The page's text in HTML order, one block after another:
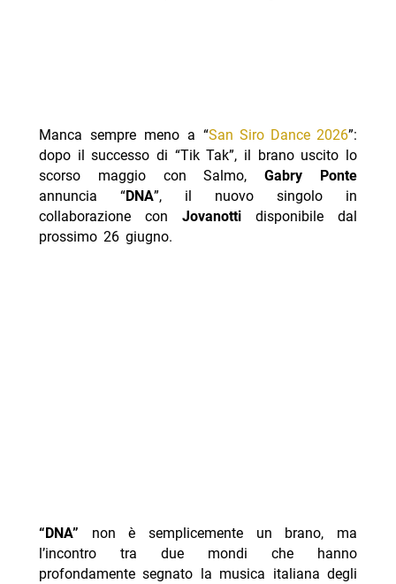
Manca sempre meno a “San Siro Dance 2026”:
dopo il successo di “Tik Tak”, il brano uscito lo
scorso maggio con Salmo,Gabry Ponte
annuncia “DNA”, il nuovo singolo in
collaborazione con Jovanotti disponibile dal
prossimo 26 giugno.
“DNA” non è semplicemente un brano, ma
l’incontro tra due mondi che hanno
profondamente segnato la musica italiana degli